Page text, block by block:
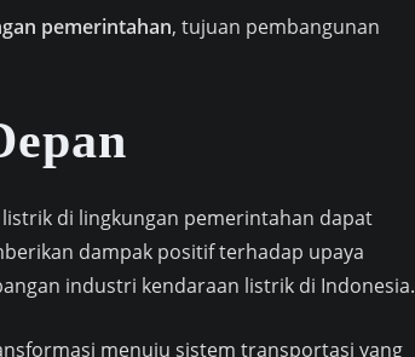
pemerintahan, tujuan pembangunan
di lingkungan pemerintahan dapat
dampak positif terhadap upaya
industri kendaraan listrik di Indonesia.
menuju sistem transportasi yang